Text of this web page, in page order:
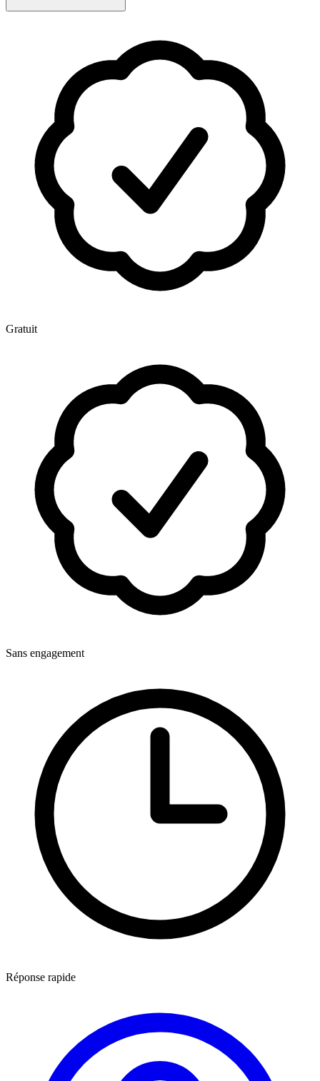
Gratuit
Sans engagement
Réponse rapide